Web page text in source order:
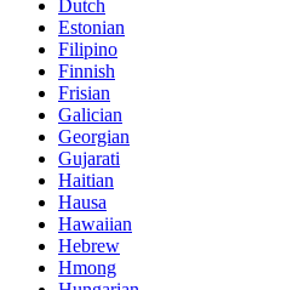
Dutch
Estonian
Filipino
Finnish
Frisian
Galician
Georgian
Gujarati
Haitian
Hausa
Hawaiian
Hebrew
Hmong